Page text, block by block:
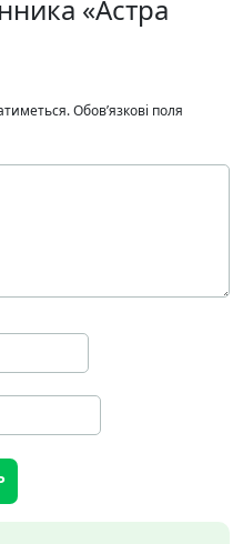
«Астра
Обов’язкові поля